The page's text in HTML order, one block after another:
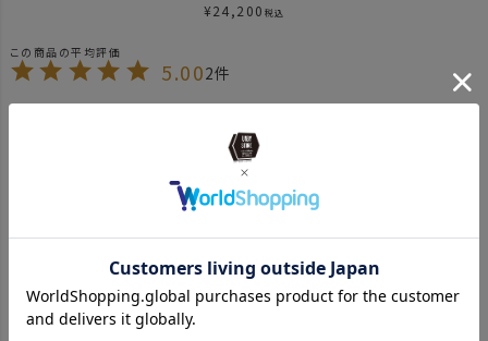
¥24,200 税込
5.002
軽量のため、パックの自立は困難です。
シリーズで揃えて使うことは勿論、単独でも使えるデザインで
す。
余ったストラップを束ねることができれば尚良いと思う。